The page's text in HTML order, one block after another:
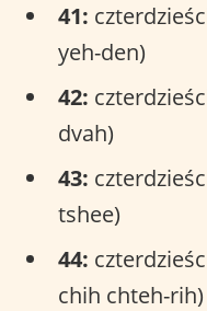
41:
yeh-den)
42:
dvah)
43:
tshee)
44:
chih chteh-rih)